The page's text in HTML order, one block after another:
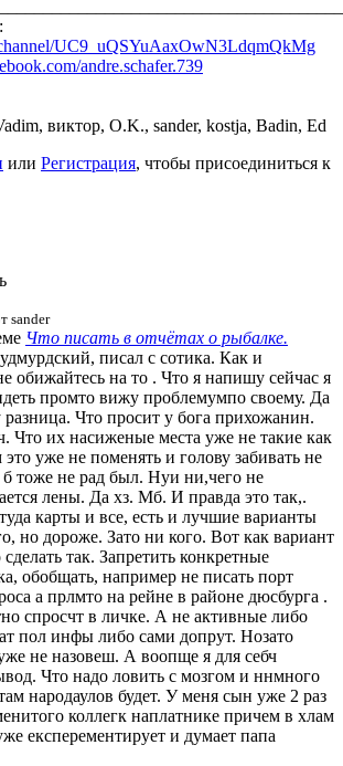
UC9_uQSYuAaxOwN3LdqmQkMg
andre.schafer.739
, виктор, O.K., sander, kostja, Badin, Ed
или Регистрация, чтобы присоединиться к
sander
Что писать в отчётах о рыбалке.
писал с сотика. Как и
обижайтесь на то . Что я напишу сейчас я
промто вижу проблемумпо своему. Да
Что просит у бога прихожанин.
Что их насиженые места уже не такие как
уже не поменять и голову забивать не
б тоже не рад был. Нуи ни,чего не
лены. Да хз. Мб. И правда это так,.
карты и все, есть и лучшие варианты
но дороже. Зато ни кого. Вот как вариант
так. Запретить конкретные
обобщать, например не писать порт
a прлмто на рейне в районе дюсбурга .
спросчт в личке. А не активные либо
пол инфы либо сами допрут. Нозато
не назовеш. А воопще я для себч
Что надо ловить с мозгом и ннмного
народаулов будет. У меня сын уже 2 раз
коллегк наплатнике причем в хлам
експерементирует и думает папа